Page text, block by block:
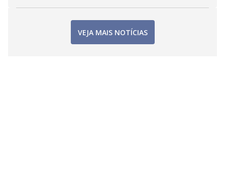
VEJA MAIS NOTÍCIAS